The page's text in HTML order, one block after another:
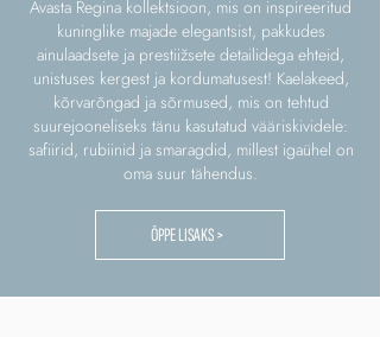
Avasta Regina kollektsioon, mis on inspireeritud
kuninglike majade elegantsist, pakkudes
ainulaadsete ja prestiižsete detailidega ehteid,
unistuses kergest ja kordumatusest! Kaelakeed,
kõrvarõngad ja sõrmused, mis on tehtud
suurejooneliseks tänu kasutatud vääriskividele:
safiirid, rubiinid ja smaragdid, millest igaühel on
oma suur tähendus.
ÕPPE LISAKS >